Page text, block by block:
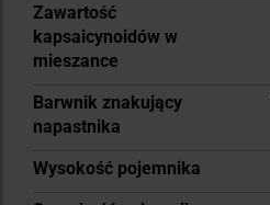
Zawartość
kapsaicynoidów w
mieszance
Barwnik znakujący
napastnika
Wysokość pojemnika